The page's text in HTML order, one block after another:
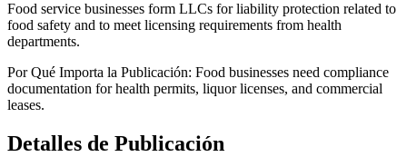
Food service businesses form LLCs for liability protection related to
food safety and to meet licensing requirements from health
departments.
Por Qué Importa la Publicación: Food businesses need compliance
documentation for health permits, liquor licenses, and commercial
leases.
Detalles de Publicación